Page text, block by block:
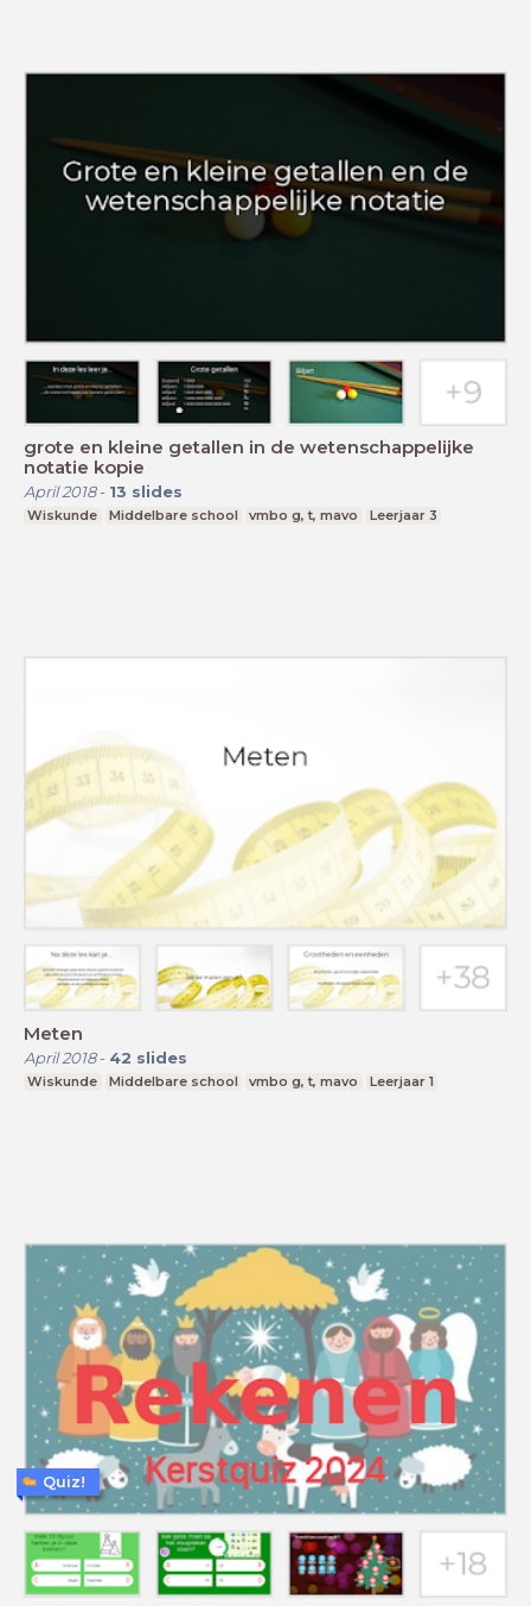
grote en kleine getallen in de wetenschappelijke
notatie kopie
April 2018- 13 slides
Wiskunde Middelbare school vmbo g, t, mavo Leerjaar 3
Meten
April 2018- 42 slides
Wiskunde Middelbare school vmbo g, t, mavo Leerjaar 1
Quiz!